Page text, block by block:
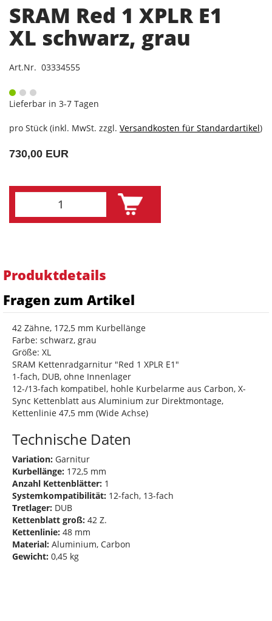
SRAM Red 1 XPLR E1
XL schwarz, grau
Art.Nr. 03334555
Lieferbar in 3-7 Tagen
pro Stück (inkl. MwSt. zzgl. Versandkosten für Standardartikel)
730,00 EUR
Produktdetails
Fragen zum Artikel
42 Zähne, 172,5 mm Kurbellänge
Farbe: schwarz, grau
Größe: XL
SRAM Kettenradgarnitur "Red 1 XPLR E1"
1-fach, DUB, ohne Innenlager
12-/13-fach kompatibel, hohle Kurbelarme aus Carbon, X-
Sync Kettenblatt aus Aluminium zur Direktmontage,
Kettenlinie 47,5 mm (Wide Achse)
Technische Daten
Variation: Garnitur
Kurbellänge: 172,5 mm
Anzahl Kettenblätter: 1
Systemkompatibilität: 12-fach, 13-fach
Tretlager: DUB
Kettenblatt groß: 42 Z.
Kettenlinie: 48 mm
Material: Aluminium, Carbon
Gewicht: 0,45 kg